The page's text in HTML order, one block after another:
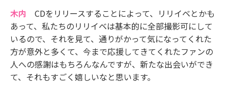
木内 CDをリリースすることによって、リリイベとかも
あって、私たちのリリイベは基本的に全部撮影可にして
いるので、それを見て、通りがかって気になってくれた
方が意外と多くて、今まで応援してきてくれたファンの
人への感謝はもちろんなんですが、新たな出会いができ
て、それもすごく嬉しいなと思います。